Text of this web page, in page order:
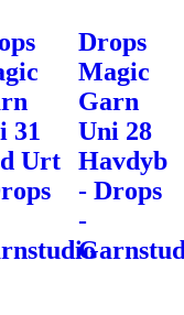
31
Urt
Drops
Magic
Garn
Uni 28
Havdyb
- Drops
-